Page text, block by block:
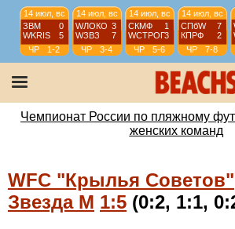
14 июл, вс
ЗВМ
0
WKRIS
5
ЧР
1-2
14 июл, вс
WЛОКО 3
WЗВЗ
7
ЧР
3-4
14 июл, вс
СКМФ
1
WCТРОГ3
ЧР
5-6
14 июл, вс
СПбW
7
КПРФ
2
ЧР
7-8
13 июл, сб
4
2
13 июл, сб
А-09
2
WКС
5
Чемпионат России по пляжному
женских команд
WFC "Крылья Советов"
Звезда М 1:5 (0:2, 1:1,